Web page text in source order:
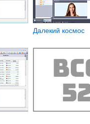
Далекий космос